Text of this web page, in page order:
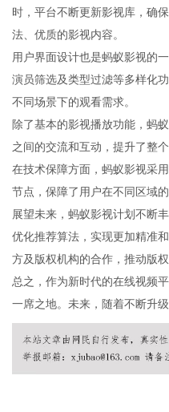
时，平台不断更新影视库，确
法、优质的影视内容。
用户界面设计也是蚂蚁影视的
演员筛选及类型过滤等多样化
不同场景下的观看需求。
除了基本的影视播放功能，蚂
之间的交流和互动，提升了整
在技术保障方面，蚂蚁影视采
节点，保障了用户在不同区域
展望未来，蚂蚁影视计划不断
优化推荐算法，实现更加精准
方及版权机构的合作，推动版
总之，作为新时代的在线视频
一席之地。未来，随着不断升